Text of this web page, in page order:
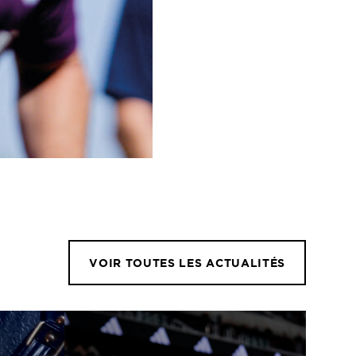
VOIR TOUTES LES ACTUALITÉS